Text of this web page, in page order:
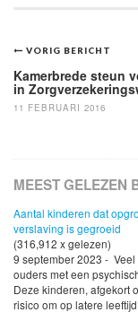
Bericht
VORIG BERICHT
Kamerbrede steun
in
11 FEBRUARI 2016
MEEST GELEZEN
Aantal kinderen dat
verslaving is gegroeid
(316,912 x gelezen)
9 september 2023 -
ouders met een
Deze kinderen, afgekort
risico om op latere